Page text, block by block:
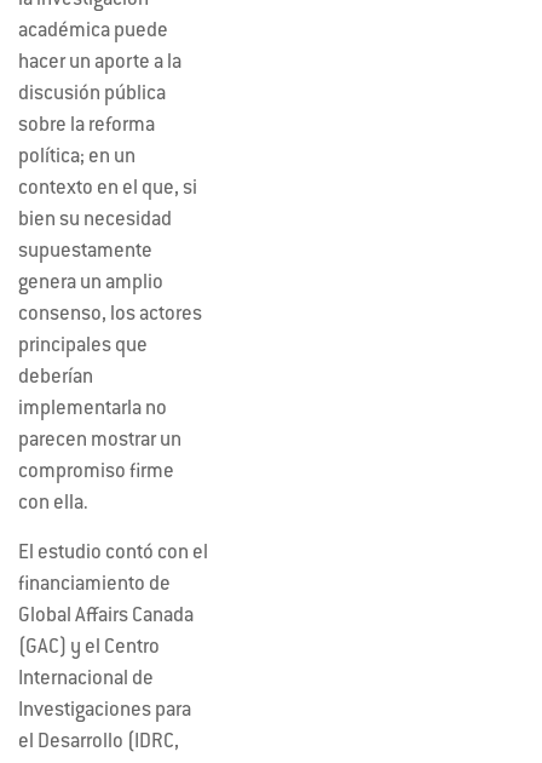
académica puede
hacer un aporte a la
discusión pública
sobre la reforma
política; en un
contexto en el que, si
bien su necesidad
supuestamente
genera un amplio
consenso, los actores
principales que
deberían
implementarla no
parecen mostrar un
compromiso firme
con ella.
El estudio contó con el
financiamiento de
Global Affairs Canada
(GAC) y el Centro
Internacional de
Investigaciones para
el Desarrollo (IDRC,